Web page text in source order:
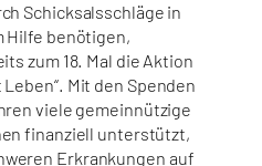
Schicksalsschläge in
Hilfe benötigen,
zum 18. Mal die Aktion
Mit den Spenden
viele gemeinnützige
finanziell unterstützt,
Erkrankungen auf